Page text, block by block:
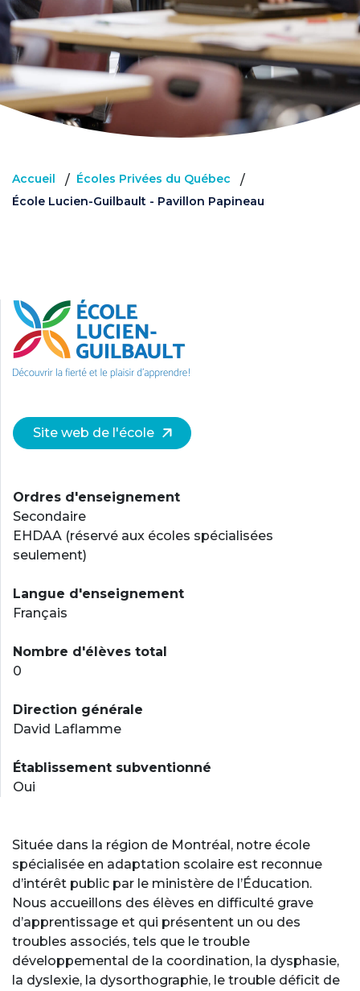
Accueil / Écoles Privées du Québec /
École Lucien-Guilbault - Pavillon Papineau
Site web de l'école
Ordres d'enseignement
Secondaire
EHDAA (réservé aux écoles spécialisées
seulement)
Langue d'enseignement
Français
Nombre d'élèves total
0
Direction générale
David Laflamme
Établissement subventionné
Oui
Située dans la région de Montréal, notre école
spécialisée en adaptation scolaire est reconnue
d’intérêt public par le ministère de l’Éducation.
Nous accueillons des élèves en difficulté grave
d’apprentissage et qui présentent un ou des
troubles associés, tels que le trouble
développemental de la coordination, la dysphasie,
la dyslexie, la dysorthographie, le trouble déficit de